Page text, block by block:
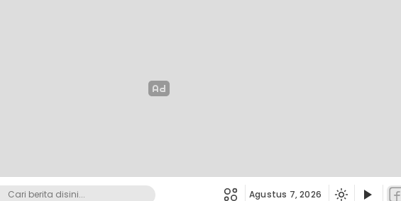
Agustus 7, 2026